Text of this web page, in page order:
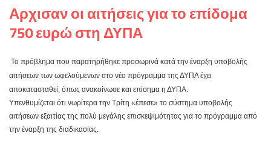
Αρχισαν οι αιτήσεις για το επίδομα
750 ευρώ στη ΔΥΠΑ
Το πρόβλημα που παρατηρήθηκε προσωρινά κατά την έναρξη υποβολής
αιτήσεων των ωφελούμενων στο νέο πρόγραμμα της ΔΥΠΑ έχει
αποκατασταθεί, όπως ανακοίνωσε και επίσημα η ΔΥΠΑ.
Υπενθυμίζεται ότι νωρίτερα την Τρίτη «έπεσε» το σύστημα υποβολής
αιτήσεων εξαιτίας της πολύ μεγάλης επισκεψιμότητας για το πρόγραμμα από
την έναρξη της διαδικασίας.